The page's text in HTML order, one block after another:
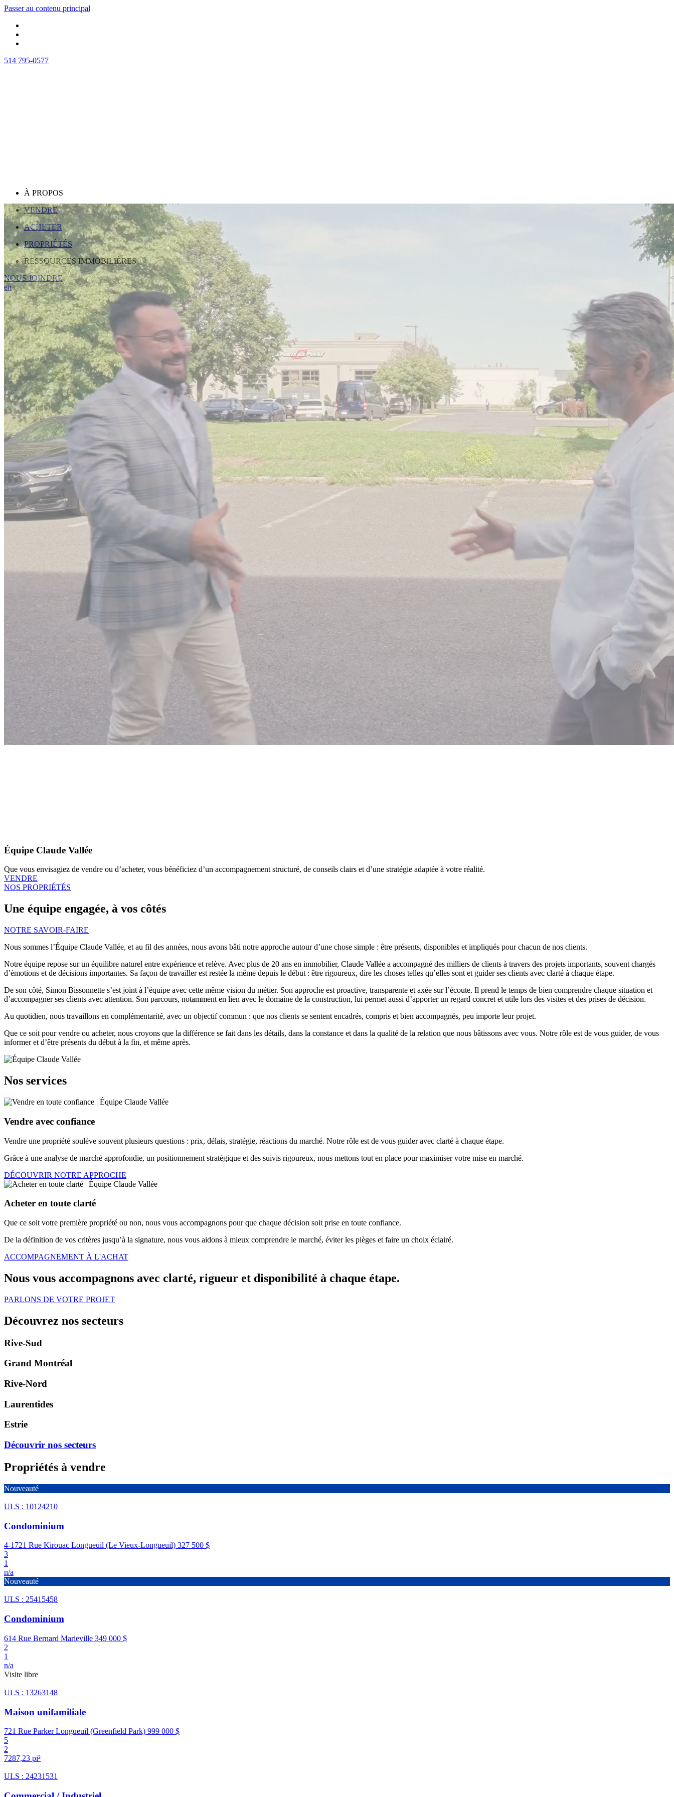
Passer au contenu principal
514 795-0577
À PROPOS
VENDRE
ACHETER
PROPRIÉTÉS
RESSOURCES IMMOBILIÈRES
NOUS JOINDRE
en
Équipe Claude Vallée
Que vous envisagiez de vendre ou d’acheter, vous bénéficiez d’un accompagnement structuré, de conseils clairs et d’une stratégie adaptée à votre réalité.
VENDRE
NOS PROPRIÉTÉS
Une équipe engagée, à vos côtés
NOTRE SAVOIR-FAIRE
Nous sommes l’Équipe Claude Vallée, et au fil des années, nous avons bâti notre approche autour d’une chose simple : être présents, disponibles et impliqués pour chacun de nos clients.
Notre équipe repose sur un équilibre naturel entre expérience et relève. Avec plus de 20 ans en immobilier, Claude Vallée a accompagné des milliers de clients à travers des projets importants, souvent chargés
d’émotions et de décisions importantes. Sa façon de travailler est restée la même depuis le début : être rigoureux, dire les choses telles qu’elles sont et guider ses clients avec clarté à chaque étape.
De son côté, Simon Bissonnette s’est joint à l’équipe avec cette même vision du métier. Son approche est proactive, transparente et axée sur l’écoute. Il prend le temps de bien comprendre chaque situation et
d’accompagner ses clients avec attention. Son parcours, notamment en lien avec le domaine de la construction, lui permet aussi d’apporter un regard concret et utile lors des visites et des prises de décision.
Au quotidien, nous travaillons en complémentarité, avec un objectif commun : que nos clients se sentent encadrés, compris et bien accompagnés, peu importe leur projet.
Que ce soit pour vendre ou acheter, nous croyons que la différence se fait dans les détails, dans la constance et dans la qualité de la relation que nous bâtissons avec vous. Notre rôle est de vous guider, de vous
informer et d’être présents du début à la fin, et même après.
Nos services
Vendre avec confiance
Vendre une propriété soulève souvent plusieurs questions : prix, délais, stratégie, réactions du marché. Notre rôle est de vous guider avec clarté à chaque étape.
Grâce à une analyse de marché approfondie, un positionnement stratégique et des suivis rigoureux, nous mettons tout en place pour maximiser votre mise en marché.
DÉCOUVRIR NOTRE APPROCHE
Acheter en toute clarté
Que ce soit votre première propriété ou non, nous vous accompagnons pour que chaque décision soit prise en toute confiance.
De la définition de vos critères jusqu’à la signature, nous vous aidons à mieux comprendre le marché, éviter les pièges et faire un choix éclairé.
ACCOMPAGNEMENT À L'ACHAT
Nous vous accompagnons avec clarté, rigueur et disponibilité à chaque étape.
PARLONS DE VOTRE PROJET
Découvrez nos secteurs
Rive-Sud
Grand Montréal
Rive-Nord
Laurentides
Estrie
Découvrir nos secteurs
Propriétés à vendre
Nouveauté
ULS : 10124210
Condominium
4-1721 Rue Kirouac Longueuil (Le Vieux-Longueuil) 327 500 $
3
1
n/a
Nouveauté
ULS : 25415458
Condominium
614 Rue Bernard Marieville 349 000 $
2
1
n/a
Visite libre
ULS : 13263148
Maison unifamiliale
721 Rue Parker Longueuil (Greenfield Park) 999 000 $
5
2
7287,23 pi²
ULS : 24231531